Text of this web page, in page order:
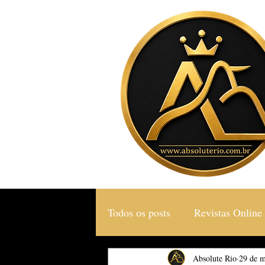
Todos os posts Revistas Online
Gastronomia & Turismo
Absolute Rio 29 de